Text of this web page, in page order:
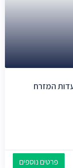
המזרח
פרטים נוספים